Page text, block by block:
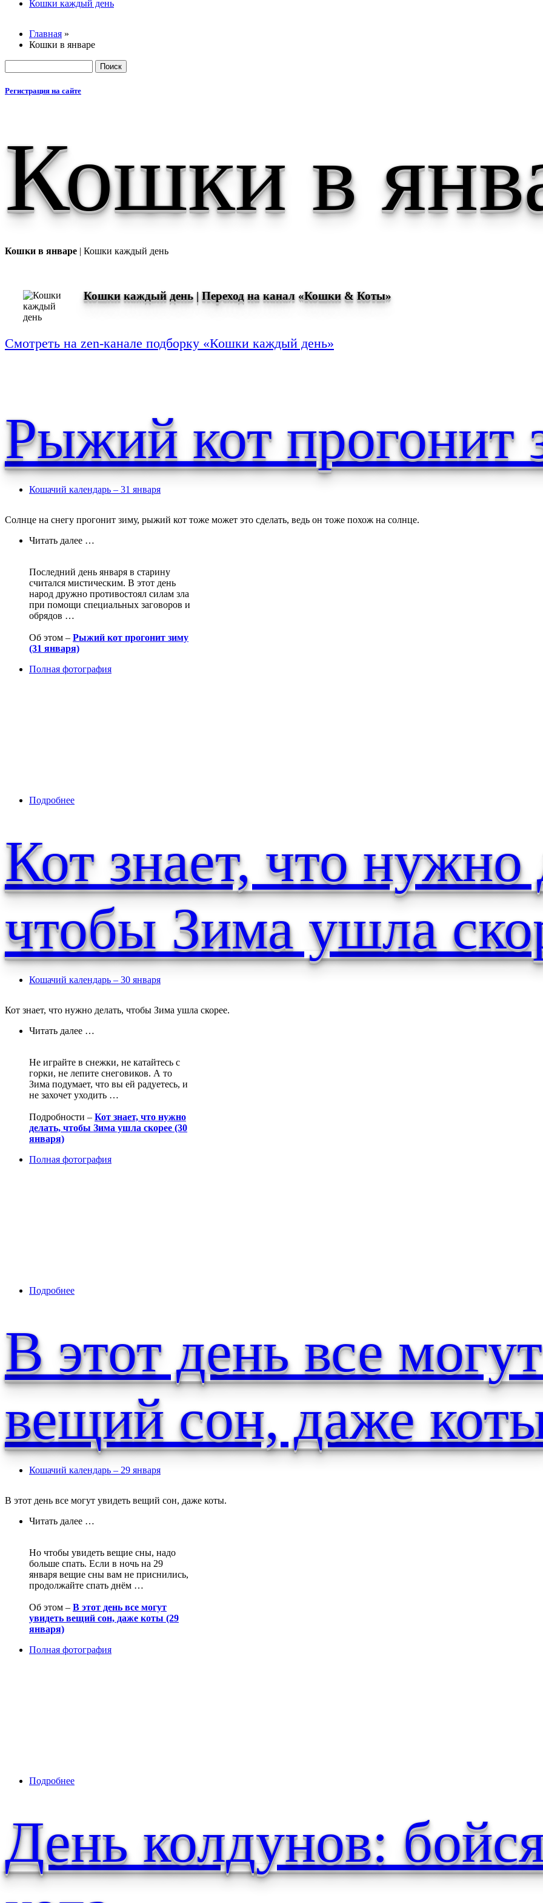
Кошки каждый день
Вы здесь
Главная »
Кошки в январе
Форма поиска
Регистрация на сайте
Кошки в
Кошки в январе | Кошки каждый день
Кошки каждый день | Переход на канал «Кошки & Коты»
Смотреть на zen-канале подборку «Кошки каждый день»
Рыжий кот прогонит
Кошачий календарь – 31 января
Солнце на снегу прогонит зиму, рыжий кот тоже может это сделать, ведь он тоже похож на солнце.
Читать далее …
Последний день января в старину
считался мистическим. В этот день
народ дружно противостоял силам зла
при помощи специальных заговоров и
обрядов …
Об этом – Рыжий кот прогонит зиму
(31 января)
Полная фотография
Подробнее
Кот знает, что нужно
чтобы Зима ушла
Кошачий календарь – 30 января
Кот знает, что нужно делать, чтобы Зима ушла скорее.
Читать далее …
Не играйте в снежки, не катайтесь с
горки, не лепите снеговиков. А то
Зима подумает, что вы ей радуетесь, и
не захочет уходить …
Подробности – Кот знает, что нужно
делать, чтобы Зима ушла скорее (30
января)
Полная фотография
Подробнее
В этот день все
вещий сон, даже
Кошачий календарь – 29 января
В этот день все могут увидеть вещий сон, даже коты.
Читать далее …
Но чтобы увидеть вещие сны, надо
больше спать. Если в ночь на 29
января вещие сны вам не приснились,
продолжайте спать днём …
Об этом – В этот день все могут
увидеть вещий сон, даже коты (29
января)
Полная фотография
Подробнее
День колдунов: